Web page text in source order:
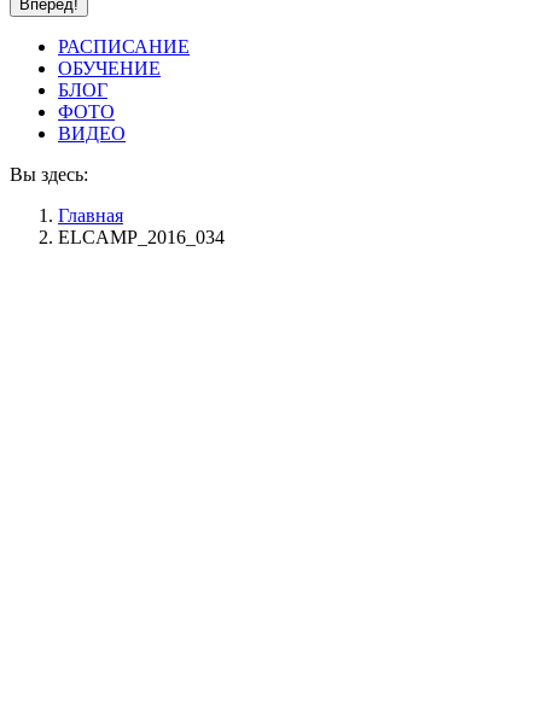
РАСПИСАНИЕ
ОБУЧЕНИЕ
БЛОГ
ФОТО
ВИДЕО
Вы здесь:
Главная
ELCAMP_2016_034